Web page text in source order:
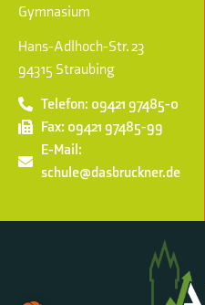
Gymnasium
Hans-Adlhoch-Str. 23
94315 Straubing
Telefon: 09421 97485-0
Fax: 09421 97485-99
E-Mail:
schule@dasbruckner.de